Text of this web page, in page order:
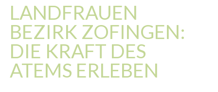
LANDFRAUEN
BEZIRK ZOFINGEN:
DIE KRAFT DES
ATEMS ERLEBEN